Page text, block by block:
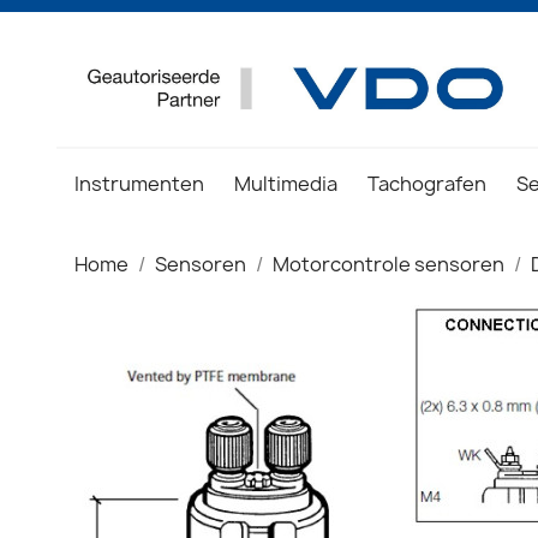
Instrumenten Multimedia Tachografen
Home Sensoren Motorcontrole sensoren